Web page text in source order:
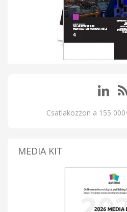
Csatlakozzon a 155
MEDIA KIT